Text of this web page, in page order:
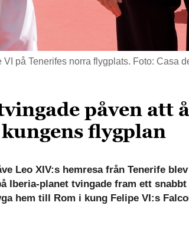
på Tenerifes norra flygplats. Foto: Casa
påven att
flygplan
Leo XIV:s hemresa från Tenerife
Iberia-planet tvingade fram ett
hem till Rom i kung Felipe VI:s